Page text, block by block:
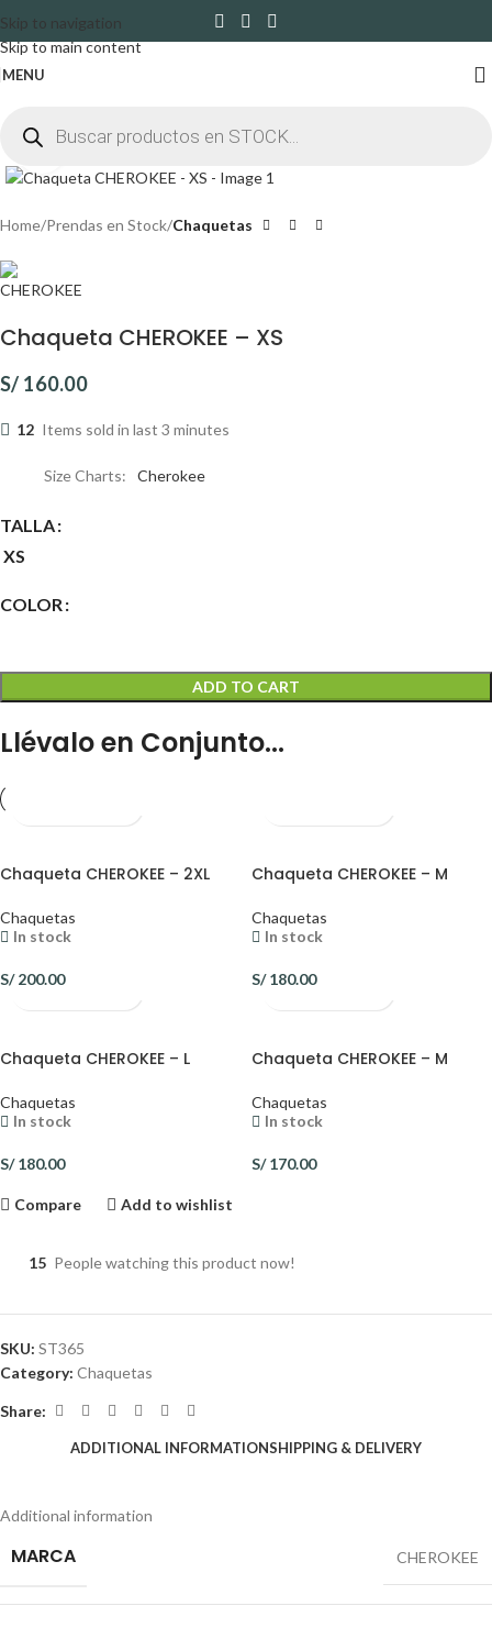
Skip to navigation
Skip to main content
MENU
Click to enlarge
Home Prendas en Stock Chaquetas
Chaqueta CHEROKEE – XS
S/ 160.00
12 Items sold in last 3 minutes
Size Charts Cherokee
TALLA
XS
COLOR
ADD TO CART
Llévalo en Conjunto...
Chaqueta CHEROKEE – 2XL
Chaquetas
In stock
S/200.00
Chaqueta CHEROKEE – M
Chaquetas
In stock
S/180.00
Chaqueta CHEROKEE – L
Chaquetas
In stock
S/180.00
Chaqueta CHEROKEE – M
Chaquetas
In stock
S/170.00
Compare Add to wishlist
15 People watching this product now!
SKU: ST365
Category: Chaquetas
Share:
ADDITIONAL INFORMATIONSHIPPING & DELIVERY
Additional information
MARCA CHEROKEE